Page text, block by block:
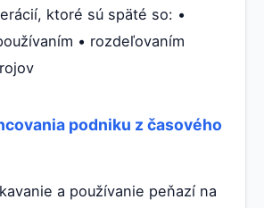
ktoré sú späté so: •
• rozdeľovaním
podniku z časového
a používanie peňazí na